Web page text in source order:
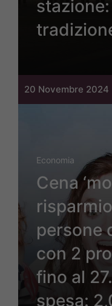
20 Novembre 2024
Economia
Cena
persone
con 2
fino al
spesa: